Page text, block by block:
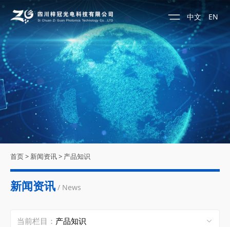
中文 EN
首页> 新闻资讯> 产品知识
新闻资讯 / News
当前栏目：